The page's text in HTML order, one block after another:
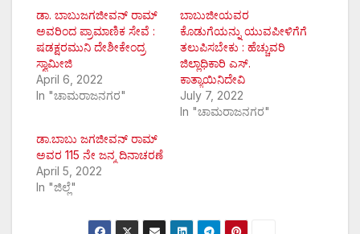
ಡಾ. ಬಾಬುಜಗಜೀವನ್ ರಾಮ್
ಅವರಿಂದ ಪ್ರಾಮಾಣಿಕ ಸೇವೆ :
ಷಡಕ್ಷರಮುನಿ ದೇಶೀಕೇಂದ್ರ
ಸ್ವಾಮೀಜಿ
April 6, 2022
In "ಚಾಮರಾಜನಗರ"
ಬಾಬುಜೀಯವರ
ಕೊಡುಗೆಯನ್ನು ಯುವಪೀಳಿಗೆಗೆ
ತಲುಪಿಸಬೇಕು : ಹೆಚ್ಚುವರಿ
ಜಿಲ್ಲಾಧಿಕಾರಿ ಎಸ್.
ಕಾತ್ಯಾಯಿನಿದೇವಿ
July 7, 2022
In "ಚಾಮರಾಜನಗರ"
ಡಾ.ಬಾಬು ಜಗಜೀವನ್ ರಾಮ್
ಅವರ 115 ನೇ ಜನ್ಮ ದಿನಾಚರಣೆ
April 5, 2022
In "ಜಿಲ್ಲೆ"